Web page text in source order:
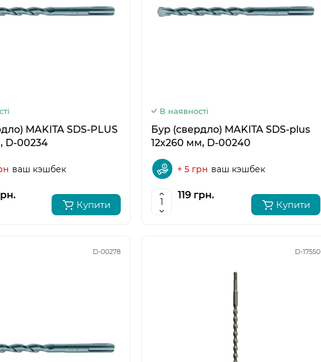
MAKITA SDS-PLUS
D-00234
ваш кэшбек
Купити
В наявності
Бур (свердло) MAKITA SDS-plus
12х260 мм, D-00240
+ 5 грн ваш кэшбек
119 грн.
Купити
D-00278 D-17550